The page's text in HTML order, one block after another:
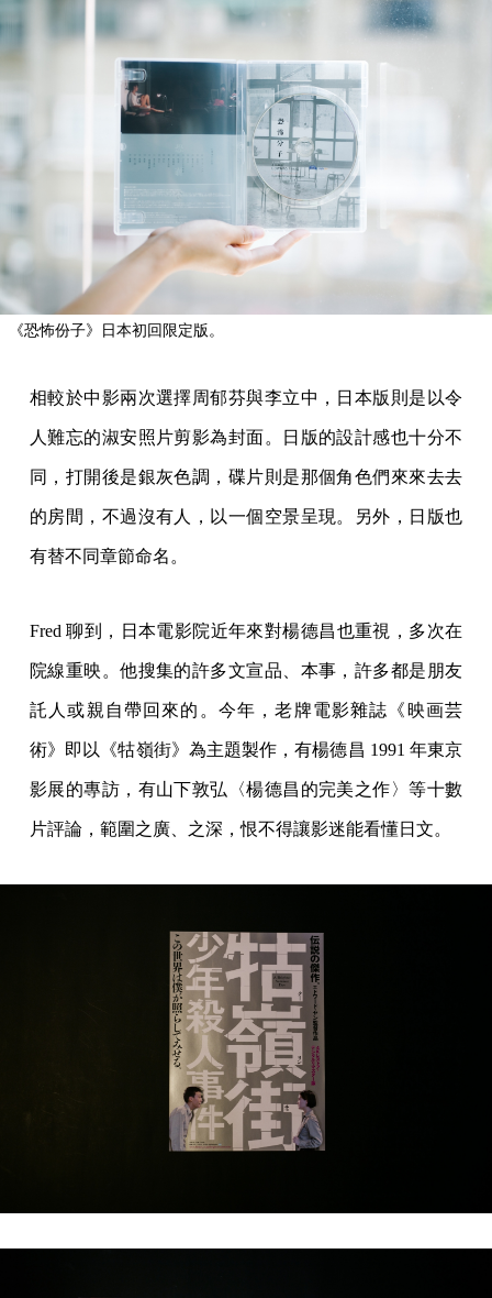
《恐怖份子》日本初回限定版。
相較於中影兩次選擇周郁芬與李立中，日本版則是以令
人難忘的淑安照片剪影為封面。日版的設計感也十分不
同，打開後是銀灰色調，碟片則是那個角色們來來去去
的房間，不過沒有人，以一個空景呈現。另外，日版也
有替不同章節命名。
Fred 聊到，日本電影院近年來對楊德昌也重視，多次在
院線重映。他搜集的許多文宣品、本事，許多都是朋友
託人或親自帶回來的。今年，老牌電影雜誌《映画芸
術》即以《牯嶺街》為主題製作，有楊德昌 1991 年東京
影展的專訪，有山下敦弘〈楊德昌的完美之作〉等十數
片評論，範圍之廣、之深，恨不得讓影迷能看懂日文。